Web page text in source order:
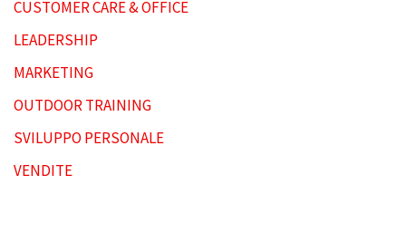
CUSTOMER CARE & OFFICE
LEADERSHIP
MARKETING
OUTDOOR TRAINING
SVILUPPO PERSONALE
VENDITE